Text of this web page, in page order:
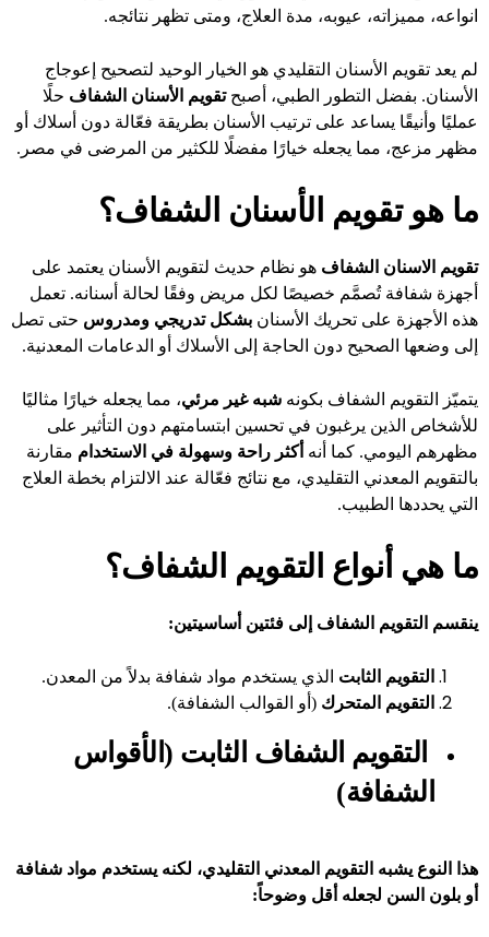
انواعه، مميزاته، عيوبه، مدة العلاج، ومتى تظهر نتائجه.
لم يعد تقويم الأسنان التقليدي هو الخيار الوحيد لتصحيح إعوجاج
الأسنان. بفضل التطور الطبي، أصبحتقويم الأسنان الشفاف حلًا
عمليًا وأنيقًا يساعد على ترتيب الأسنان بطريقة فعّالة دون أسلاك أو
مظهر مزعج، مما يجعله خيارًا مفضلًا للكثير من المرضى في مصر.
ما هو تقويم الأسنان الشفاف؟
تقويم الاسنان الشفاف هو نظام حديث لتقويم الأسنان يعتمد على
أجهزة شفافة تُصمَّم خصيصًا لكل مريض وفقًا لحالة أسنانه. تعمل
هذه الأجهزة على تحريك الأسنان بشكل تدريجي ومدروس حتى تصل
إلى وضعها الصحيح دون الحاجة إلى الأسلاك أو الدعامات المعدنية.
يتميّز التقويم الشفاف بكونه شبه غير مرئي، مما يجعله خيارًا مثاليًا
للأشخاص الذين يرغبون في تحسين ابتسامتهم دون التأثير على
مظهرهم اليومي. كما أنه أكثر راحة وسهولة في الاستخدام مقارنة
بالتقويم المعدني التقليدي، مع نتائج فعّالة عند الالتزام بخطة العلاج
التي يحددها الطبيب.
ما هي أنواع التقويم الشفاف؟
ينقسم التقويم الشفاف إلى فئتين أساسيتين:
التقويم الثابت الذي يستخدم مواد شفافة بدلاً من المعدن.
التقويم المتحرك (أو القوالب الشفافة).
التقويم الشفاف الثابت (الأقواس
الشفافة)
هذا النوع يشبه التقويم المعدني التقليدي، لكنه يستخدم مواد شفافة
أو بلون السن لجعله أقل وضوحاً: